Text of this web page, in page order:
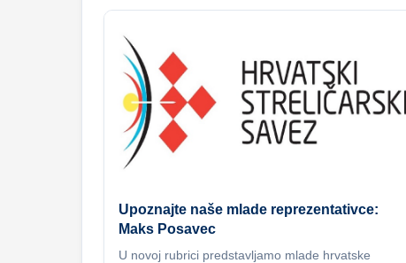
Upoznajte naše mlade reprezentativce:
Maks Posavec
U novoj rubrici predstavljamo mlade hrvatske